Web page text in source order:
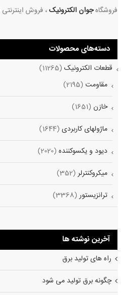
فروشگاهجوان الکترونیک ، فروش اینترنتی
دسته‌های محصولات
قطعات الکترونیک (11265)
مقاومت (2195)
خازن (1651)
ماژولهای کاربردی (1644)
دیود و یکسوکننده (2020)
میکروکنترلر (352)
ترانزیستور (3368)
آخرین نوشته ها
راه های تولید برق
چگونه برق تولید می شود